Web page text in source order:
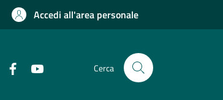
Accedi all'area personale
Cerca